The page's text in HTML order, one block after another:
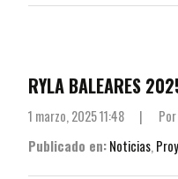
RYLA BALEARES
1 marzo, 2025 11:48 | Por
Publicado en:Noticias,